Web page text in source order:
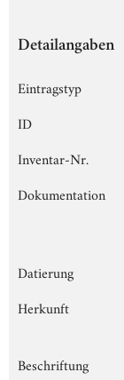
Detailangaben
Eintragstyp
ID
Inventar-Nr.
Dokumentation
Datierung
Herkunft
Beschriftung